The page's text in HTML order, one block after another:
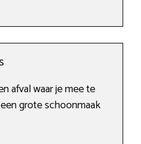
afval waar je mee te
grote schoonmaak